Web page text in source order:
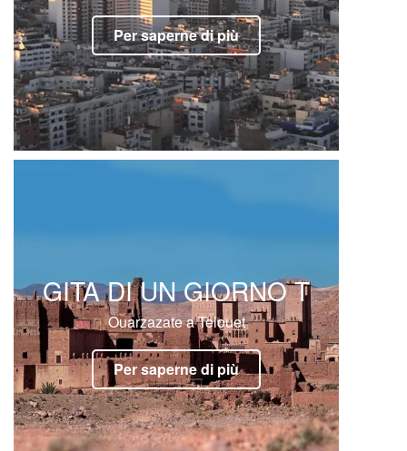
Per saperne di più
GITA DI UN GIORNO T
Ouarzazate a Telouet
Per saperne di più